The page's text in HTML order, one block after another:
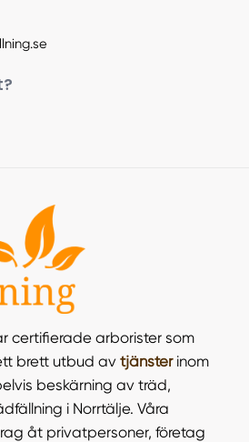
certifierade arborister som
brett utbud av tjänsterinom
beskärning av träd,
i Norrtälje. Våra
åt privatpersoner, företag